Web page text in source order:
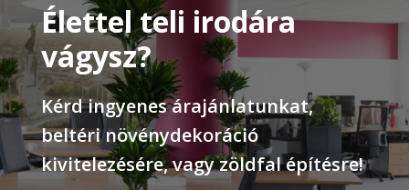
Élettel teli irodára
vágysz?
Kérd ingyenes árajánlatunkat,
beltéri növénydekoráció
kivitelezésére, vagy zöldfal építésre!